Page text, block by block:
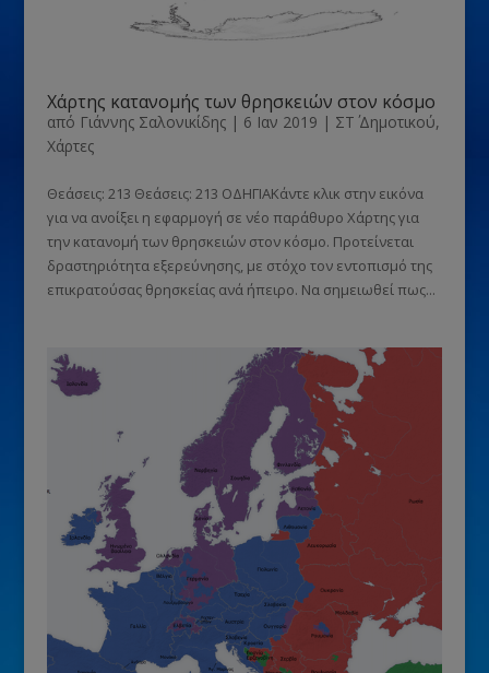
Χάρτης κατανομής των θρησκειών στον κόσμο
από Γιάννης Σαλονικίδης| 6 Ιαν 2019 | ΣΤ΄ Δημοτικού,
Χάρτες
Θεάσεις: 213 Θεάσεις: 213 ΟΔΗΓΙΑΚάντε κλικ στην εικόνα
για να ανοίξει η εφαρμογή σε νέο παράθυρο Χάρτης για
την κατανομή των θρησκειών στον κόσμο. Προτείνεται
δραστηριότητα εξερεύνησης, με στόχο τον εντοπισμό της
επικρατούσας θρησκείας ανά ήπειρο. Να σημειωθεί πως...